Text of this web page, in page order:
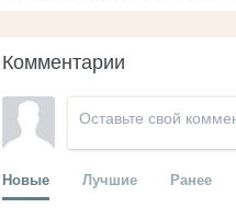
Комментарии
Новые Лучшие Ранее